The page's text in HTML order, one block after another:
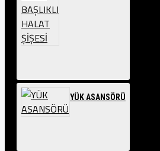
YÜK ASANSÖRÜ